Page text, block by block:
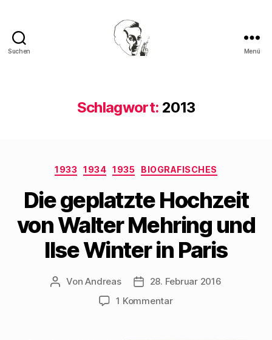
Suchen Menü
Schlagwort: 2013
Kategorien
1933 1934 1935 BIOGRAFISCHES
Die geplatzte Hochzeit
von Walter Mehring und
Ilse Winter in Paris
Beitragsautor
VonAndreas Beitragsdatum
28. Februar 2016
1 Kommentarzu